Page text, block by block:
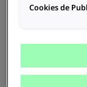
Centro de
competências,
uso próprio ou
Cookies de